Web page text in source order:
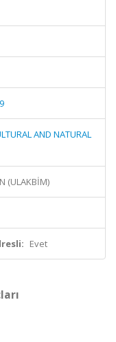
AND NATURAL
(ULAKBİM)
Evet